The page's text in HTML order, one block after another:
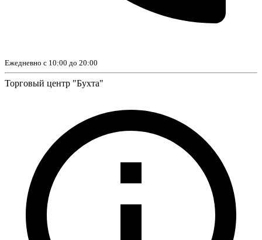
Ежедневно с 10:00 до 20:00
Торговый центр "Бухта"